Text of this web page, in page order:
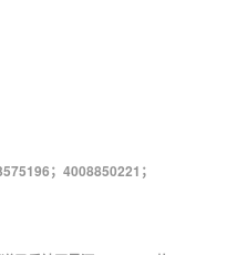
；4008850221；